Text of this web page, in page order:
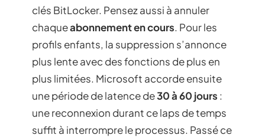
clés BitLocker. Pensez aussi à annuler
chaqueabonnement en cours. Pour les
profils enfants, la suppression s’annonce
plus lente avec des fonctions de plus en
plus limitées. Microsoft accorde ensuite
une période de latence de30 à 60 jours :
une reconnexion durant ce laps de temps
suffit à interrompre le processus. Passé ce